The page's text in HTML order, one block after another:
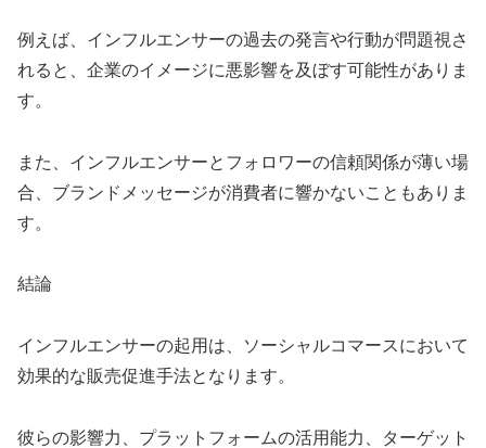
例えば、インフルエンサーの過去の発言や行動が問題視さ
れると、企業のイメージに悪影響を及ぼす可能性がありま
す。
また、インフルエンサーとフォロワーの信頼関係が薄い場
合、ブランドメッセージが消費者に響かないこともありま
す。
結論
インフルエンサーの起用は、ソーシャルコマースにおいて
効果的な販売促進手法となります。
彼らの影響力、プラットフォームの活用能力、ターゲット